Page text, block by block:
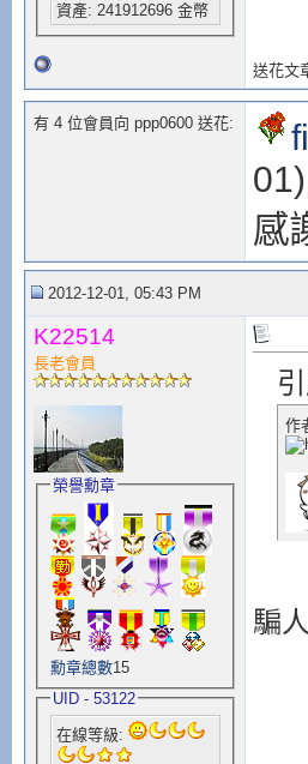
資產: 241912696 金幣
送花文
有 4 位會員向 ppp0600 送花:
感
2012-12-01, 05:43 PM
K22514
長老會員
榮譽勳章
勳章總數15
UID - 53122
在線等級:
作
騙